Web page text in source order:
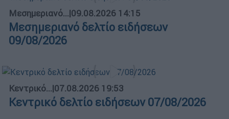
Μεσημεριανό...|09.08.2026 14:15
Μεσημεριανό δελτίο ειδήσεων
09/08/2026
Κεντρικό...|07.08.2026 19:53
Κεντρικό δελτίο ειδήσεων 07/08/2026